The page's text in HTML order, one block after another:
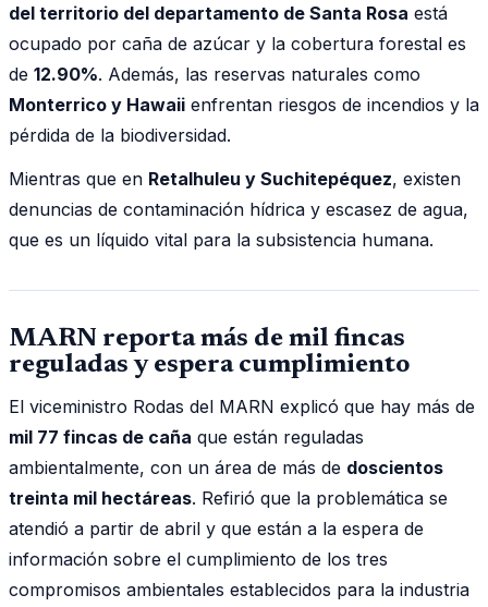
del territorio del departamento de Santa Rosa está
ocupado por caña de azúcar y la cobertura forestal es
de 12.90%. Además, las reservas naturales como
Monterrico y Hawaii enfrentan riesgos de incendios y la
pérdida de la biodiversidad.
Mientras que en Retalhuleu y Suchitepéquez, existen
denuncias de contaminación hídrica y escasez de agua,
que es un líquido vital para la subsistencia humana.
MARN reporta más de mil fincas
reguladas y espera cumplimiento
El viceministro Rodas del MARN explicó que hay más de
mil 77 fincas de caña que están reguladas
ambientalmente, con un área de más de doscientos
treinta mil hectáreas. Refirió que la problemática se
atendió a partir de abril y que están a la espera de
información sobre el cumplimiento de los tres
compromisos ambientales establecidos para la industria